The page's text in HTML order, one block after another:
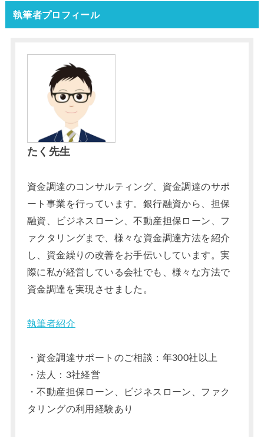
執筆者プロフィール
たく先生
資金調達のコンサルティング、資金調達のサポ
ート事業を行っています。銀行融資から、担保
融資、ビジネスローン、不動産担保ローン、フ
ァクタリングまで、様々な資金調達方法を紹介
し、資金繰りの改善をお手伝いしています。実
際に私が経営している会社でも、様々な方法で
資金調達を実現させました。
執筆者紹介
・資金調達サポートのご相談：年300社以上
・法人：3社経営
・不動産担保ローン、ビジネスローン、ファク
タリングの利用経験あり